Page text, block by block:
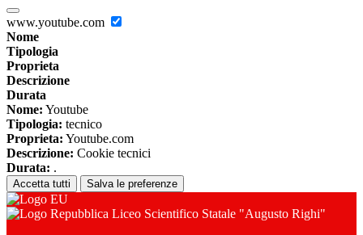
www.youtube.com
Nome
Tipologia
Proprieta
Descrizione
Durata
Nome: Youtube
Tipologia: tecnico
Proprieta: Youtube.com
Descrizione: Cookie tecnici
Durata: .
Accetta tutti Salva le preferenze
Liceo Scientifico Statale "Augusto Righi"